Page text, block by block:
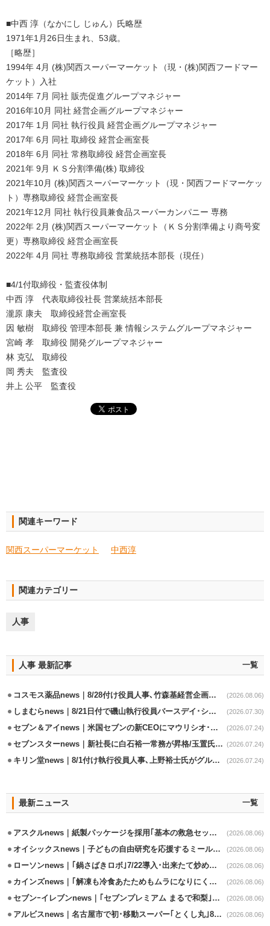
■中西 淳（なかにし じゅん）氏略歴
1971年1月26日生まれ、53歳。
［略歴］
1994年 4月 (株)関西スーパーマーケット（現・(株)関西フードマー
ケット）入社
2014年 7月 同社 販売促進グループマネジャー
2016年10月 同社 経営企画グループマネジャー
2017年 1月 同社 執行役員 経営企画グループマネジャー
2017年 6月 同社 取締役 経営企画室長
2018年 6月 同社 常務取締役 経営企画室長
2021年 9月 ＫＳ分割準備(株) 取締役
2021年10月 (株)関西スーパーマーケット（現・関西フードマーケッ
ト）専務取締役 経営企画室長
2021年12月 同社 執行役員兼食品スーパーカンパニー 専務
2022年 2月 (株)関西スーパーマーケット（ＫＳ分割準備より商号変
更）専務取締役 経営企画室長
2022年 4月 同社 専務取締役 営業統括本部長（現任）
■4/1付取締役・監査役体制
中西 淳 代表取締役社長 営業統括本部長
瀧原 康夫 取締役経営企画室長
因 敏樹 取締役 管理本部長 兼 情報システムグループマネジャー
宮崎 孝 取締役 開発グループマネジャー
林 克弘 取締役
岡 秀夫 監査役
井上 公平 監査役
関連キーワード
関西スーパーマーケット 中西淳
関連カテゴリー
人事
人事 最新記事 一覧
コスモス薬品news｜8/28付け役員人事､竹森基経営企画部長が昇格 (2026.08.06)
しまむらnews｜8/21日付で磯山執行役員バースデイ･シャンブル事業兼任 (2026.07.30)
セブン＆アイnews｜米国セブンの新CEOにマウリシオ･レイバ氏 (2026.07.24)
セブンスターnews｜新社長に白石裕一常務が昇格/玉置氏は会長専任 (2026.07.24)
キリン堂news｜8/1付け執行役員人事､上野裕士氏がグループ法務部長兼務 (2026.07.24)
最新ニュース 一覧
アスクルnews｜紙製パッケージを採用｢基本の救急セット｣8/5発売 (2026.08.06)
オイシックスnews｜子どもの自由研究を応援するミールキット8/6発売 (2026.08.06)
ローソンnews｜｢鍋さばきロボ｣7/22導入･出来たて炒めメニューを提供 (2026.08.06)
カインズnews｜｢解凍も冷食あたためもムラになりにくいフラットレンジ｣発売 (2026.08.06)
セブンｰイレブンnews｜｢セブンプレミアム まるで和梨｣8/11から順次発売 (2026.08.06)
アルビスnews｜名古屋市で初･移動スーパー｢とくし丸｣8/4運行開始 (2026.08.06)